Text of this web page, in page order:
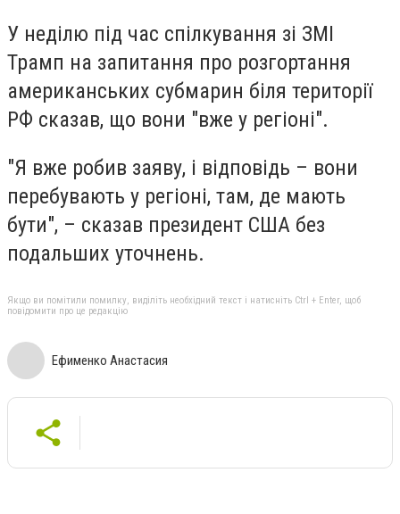
У неділю під час спілкування зі ЗМІ
Трамп на запитання про розгортання
американських субмарин біля території
РФ сказав, що вони "вже у регіоні".
"Я вже робив заяву, і відповідь – вони
перебувають у регіоні, там, де мають
бути", – сказав президент США без
подальших уточнень.
Якщо ви помітили помилку, виділіть необхідний текст і натисніть Ctrl + Enter, щоб
повідомити про це редакцію
Ефименко Анастасия